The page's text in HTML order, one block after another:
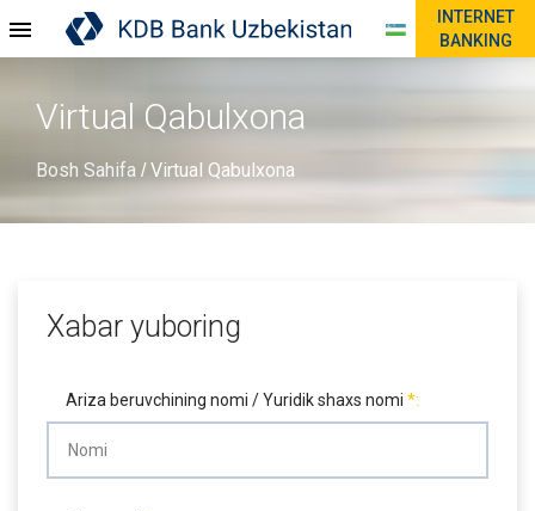
INTERNET
BANKING
Virtual Qabulxona
Bosh Sahifa /Virtual Qabulxona
Xabar yuboring
Ariza beruvchining nomi / Yuridik shaxs nomi